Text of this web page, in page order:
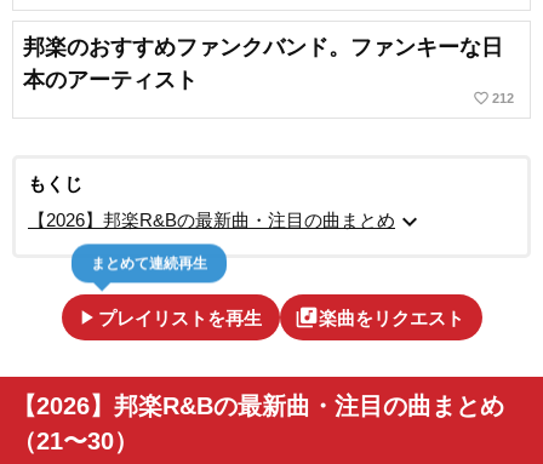
邦楽のおすすめファンクバンド。ファンキーな日
本のアーティスト
favorite_border 212
もくじ
【2026】邦楽R&Bの最新曲・注目の曲まとめ expand_more
play_arrow プレイリストを再生
まとめて連続再生
library_music楽曲をリクエスト
【2026】邦楽R&Bの最新曲・注目の曲まとめ
（21〜30）